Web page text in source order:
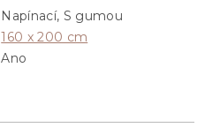
Napínací, S gumou
160 x 200 cm
Ano